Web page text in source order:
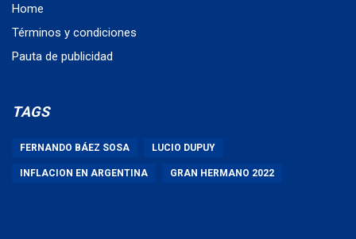
Home
Términos y condiciones
Pauta de publicidad
TAGS
FERNANDO BÁEZ SOSA LUCIO DUPUY
INFLACION EN ARGENTINA GRAN HERMANO 2022